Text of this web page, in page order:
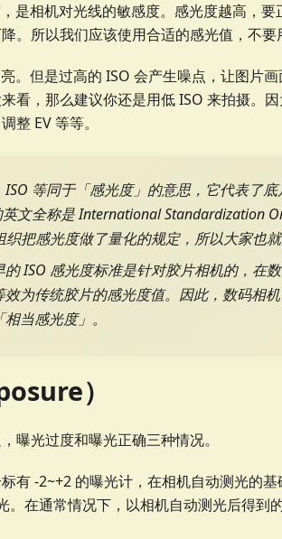
是相机对光线的敏感度。感光度越高，
。所以我们应该使用合适的感光值，不要
。但是过高的 ISO 会产生噪点，让图片
看，那么建议你还是用低 ISO 来拍摄。
整 EV 等等。
ISO 等同于「感光度」的意思，它代表了
英文全称是 International Standardization
织把感光度做了量化的规定，所以大家也就
的 ISO 感光度标准是针对胶片相机的，在
效为传统胶片的感光度值。因此，数码相
当感光度」。
）
曝光过度和曝光正确三种情况。
有 -2~+2 的曝光计，在相机自动测光的基
。在通常情况下，以相机自动测光后得到